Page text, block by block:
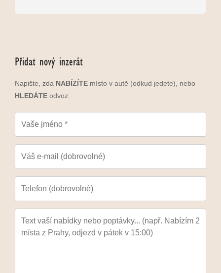
Přidat nový inzerát
Napište, zda NABÍZÍTE místo v autě (odkud jedete), nebo
HLEDÁTE odvoz.